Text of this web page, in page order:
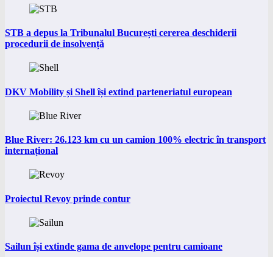
STB a depus la Tribunalul București cererea deschiderii
procedurii de insolvență
DKV Mobility și Shell își extind parteneriatul european
Blue River: 26.123 km cu un camion 100% electric în transport
internațional
Proiectul Revoy prinde contur
Sailun își extinde gama de anvelope pentru camioane